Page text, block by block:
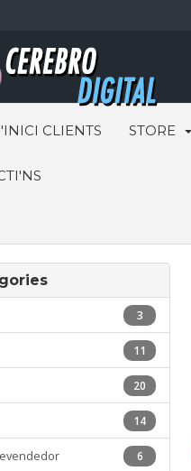
CLIENTS STORE
3
11
20
14
6